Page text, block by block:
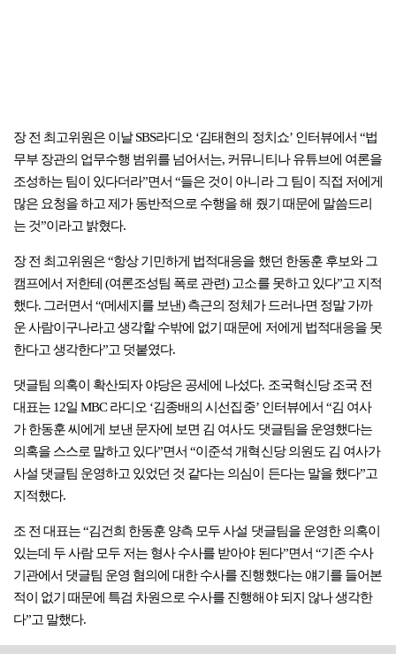
장 전 최고위원은 이날 SBS라디오 ‘김태현의 정치쇼’ 인터뷰에서 “법
무부 장관의 업무수행 범위를 넘어서는, 커뮤니티나 유튜브에 여론을
조성하는 팀이 있다더라”면서 “들은 것이 아니라 그 팀이 직접 저에게
많은 요청을 하고 제가 동반적으로 수행을 해 줬기 때문에 말씀드리
는 것”이라고 밝혔다.
장 전 최고위원은 “항상 기민하게 법적대응을 했던 한동훈 후보와 그
캠프에서 저한테 (여론조성팀 폭로 관련) 고소를 못하고 있다”고 지적
했다. 그러면서 “(메세지를 보낸) 측근의 정체가 드러나면 정말 가까
운 사람이구나라고 생각할 수밖에 없기 때문에 저에게 법적대응을 못
한다고 생각한다”고 덧붙였다.
댓글팀 의혹이 확산되자 야당은 공세에 나섰다. 조국혁신당 조국 전
대표는 12일 MBC 라디오 ‘김종배의 시선집중’ 인터뷰에서 “김 여사
가 한동훈 씨에게 보낸 문자에 보면 김 여사도 댓글팀을 운영했다는
의혹을 스스로 말하고 있다”면서 “이준석 개혁신당 의원도 김 여사가
사설 댓글팀 운영하고 있었던 것 같다는 의심이 든다는 말을 했다”고
지적했다.
조 전 대표는 “김건희 한동훈 양측 모두 사설 댓글팀을 운영한 의혹이
있는데 두 사람 모두 저는 형사 수사를 받아야 된다”면서 “기존 수사
기관에서 댓글팀 운영 혐의에 대한 수사를 진행했다는 얘기를 들어본
적이 없기 때문에 특검 차원으로 수사를 진행해야 되지 않나 생각한
다”고 말했다.